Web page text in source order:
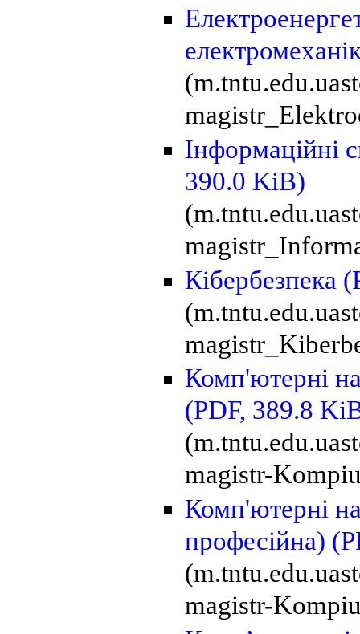
Інформаційні
390.0 KiB)
Кібербезпека
Комп'ютерні
(PDF, 389.8
magistr-
Комп'ютерні
професійна)
magistr-